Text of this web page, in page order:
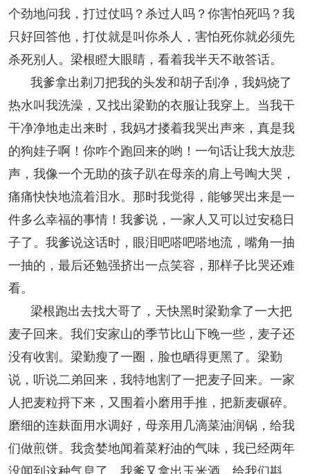
个劲地问我，打过仗吗？杀过人吗？你害怕死吗？我
只好回答他，打仗就是叫你杀人，害怕死你就必须先
杀死别人。梁根瞪大眼睛，看着我半天不敢答话。
我爹拿出剃刀把我的头发和胡子刮净，我妈烧了
热水叫我洗澡，又找出梁勤的衣服让我穿上。当我干
干净净地走出来时，我妈才搂着我哭出声来，真是我
的狗娃子啊！你咋个跑回来的哟！一句话让我大放悲
声，我像一个无助的孩子趴在母亲的肩上号啕大哭，
痛痛快快地流着泪水。那时我觉得，能够哭出来是一
件多么幸福的事情！我爹说，一家人又可以过安稳日
子了。我爹说这话时，眼泪吧嗒吧嗒地流，嘴角一抽
一抽的，最后还勉强挤出一点笑容，那样子比哭还难
看。
梁根跑出去找大哥了，天快黑时梁勤拿了一大把
麦子回来。我们安家山的季节比山下晚一些，麦子还
没有收割。梁勤瘦了一圈，脸也晒得更黑了。梁勤
说，听说二弟回来，我特地割了一把麦子回来。一家
人把麦粒捋下来，又围着小磨用手推，把新麦碾碎。
磨细的连麸面用水调好，母亲用几滴菜油润锅，给我
们做煎饼。我贪婪地闻着菜籽油的气味，我已经两年